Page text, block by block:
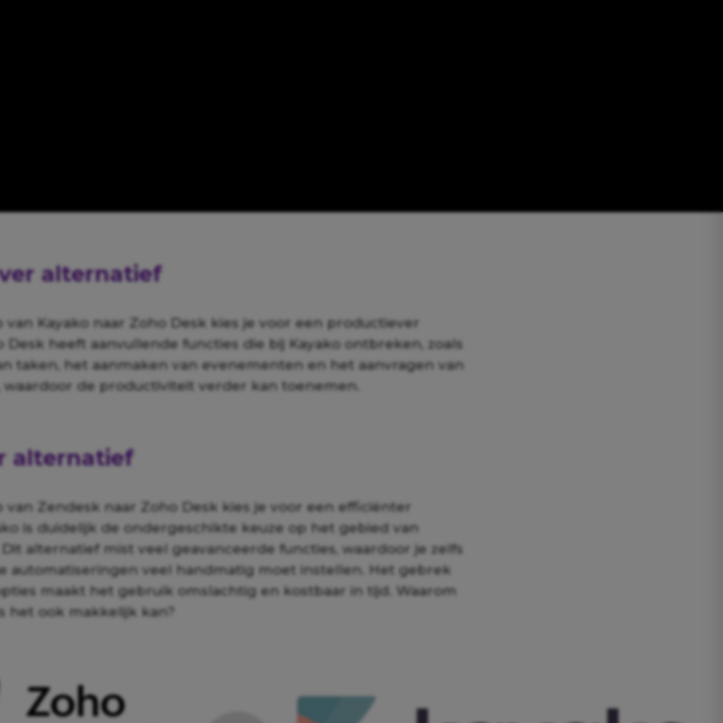
alternatief
van Kayako naar Zoho Desk kies je voor een productiever
Desk heeft aanvullende functies die bij Kayako ontbreken, zoals
taken, het aanmaken van evenementen en het aanvragen van
de productiviteit verder kan toenemen.
alternatief
van Zendesk naar Zoho Desk kies je voor een efficiënter
is duidelijk de ondergeschikte keuze op het gebied van
alternatief mist veel geavanceerde functies, waardoor je zelfs
automatiseringen veel handmatig moet instellen. Het gebrek
maakt het gebruik omslachtig en kostbaar in tijd. Waarom
het ook makkelijk kan?